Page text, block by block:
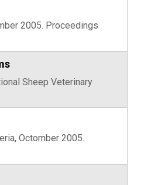
2005. Proceedings
Sheep Veterinary
Octomber 2005.